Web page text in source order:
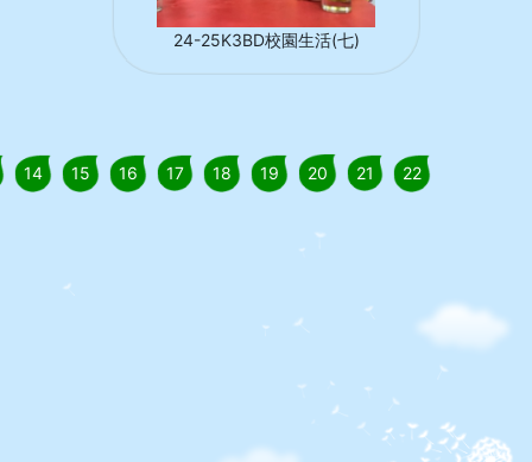
24-25K3BD校園生活(七)
14 15 16 17 18 19 20 21 22